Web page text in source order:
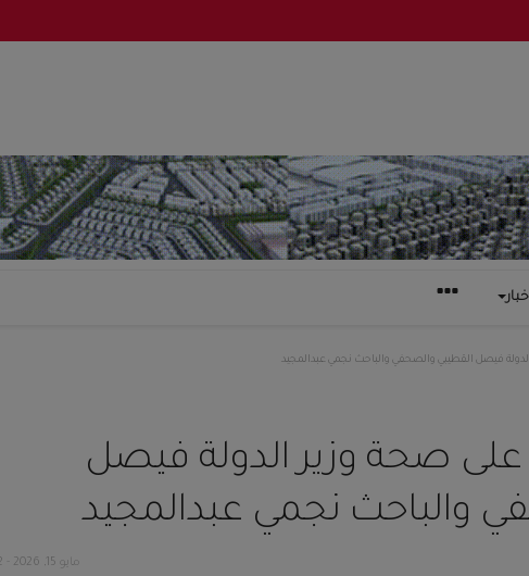
فيصل القطيبي والصحفي والباحث نجمي عبدالمجيد
صحة وزير الدولة فيصل
والباحث نجمي عبدالمجيد
مايو 15, 2026 - 00:12